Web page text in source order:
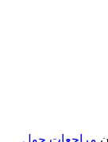
مراجعات حول